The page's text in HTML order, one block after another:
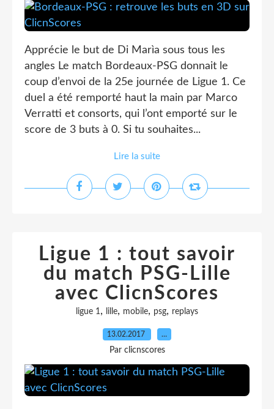
Apprécie le but de Di Marìa sous tous les
angles Le match Bordeaux-PSG donnait le
coup d’envoi de la 25e journée de Ligue 1. Ce
duel a été remporté haut la main par Marco
Verratti et consorts, qui l’ont emporté sur le
score de 3 buts à 0. Si tu souhaites...
Lire la suite
Ligue 1 : tout savoir
du match PSG-Lille
avec ClicnScores
ligue 1, lille, mobile, psg, replays
13.02.2017 …
Par clicnscores